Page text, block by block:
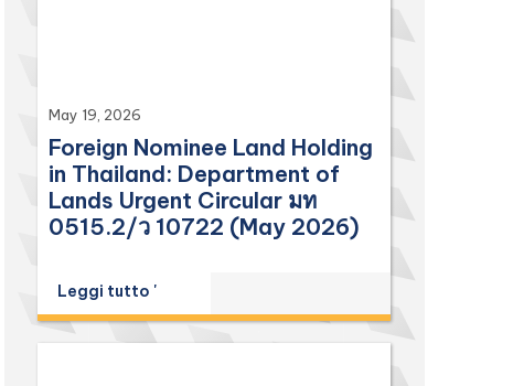
May 19, 2026
Foreign Nominee Land Holding
in Thailand: Department of
Lands Urgent Circular มท
0515.2/ว 10722 (May 2026)
Leggi tutto '